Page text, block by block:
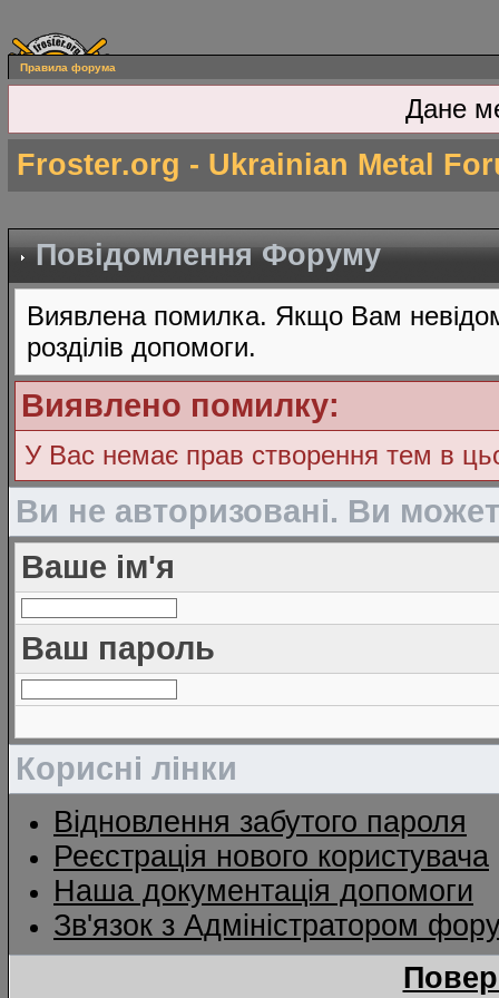
Правила форума
Дане
Froster.org - Ukrainian Metal
Повідомлення Форуму
Виявлена помилка. Якщо Вам
розділів допомоги.
Виявлено помилку:
У Вас немає прав створення тем в
Ви не авторизовані. Ви
Ваше ім'я
Ваш пароль
Корисні лінки
Відновлення забутого пароля
Реєстрація нового користувача
Наша документація допомоги
Зв'язок з Адміністратором